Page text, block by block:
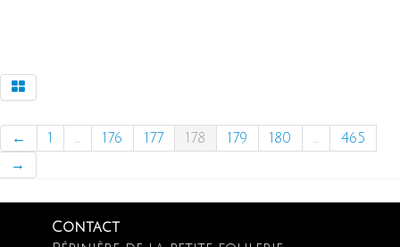
← 1 ... 176 177 178 179 180 ...
465
→
Contact